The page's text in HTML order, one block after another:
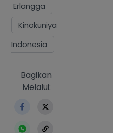
Erlangga
Kinokuniya
Indonesia
https://
Bagikan
Melalui: